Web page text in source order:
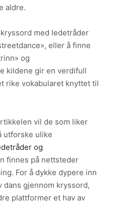
aldre.
med ledetråder
eller å finne
og
kildene gir en verdifull
rike vokabularet knyttet til
vil de som liker
utforske ulike
og
finnes på nettsteder
For å dykke dypere inn
dans gjennom kryssord,
plattformer et hav av